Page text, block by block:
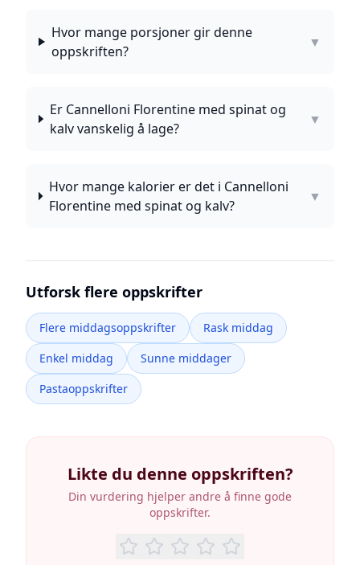
Hvor mange porsjoner gir denne
oppskriften?
▼
Er Cannelloni Florentine med spinat og
kalv vanskelig å lage?
▼
Hvor mange kalorier er det i Cannelloni
Florentine med spinat og kalv?
▼
Utforsk flere oppskrifter
Flere middagsoppskrifter
Rask middag
Enkel middag
Sunne middager
Pastaoppskrifter
Likte du denne oppskriften?
Din vurdering hjelper andre å finne gode
oppskrifter.